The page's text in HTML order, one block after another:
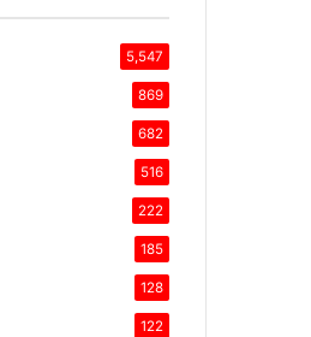
5,547
869
682
516
222
185
128
122